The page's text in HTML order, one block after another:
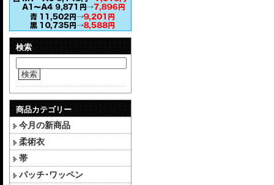
検索
検索
商品カテゴリー
今月の新商品
柔術衣
帯
パッチ･ワッペン